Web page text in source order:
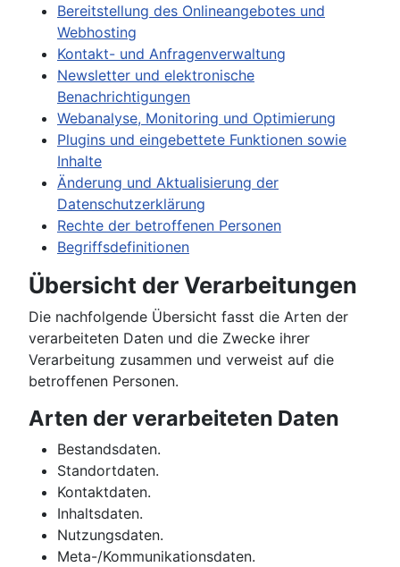
Bereitstellung des Onlineangebotes und
Webhosting
Kontakt- und Anfragenverwaltung
Newsletter und elektronische
Benachrichtigungen
Webanalyse, Monitoring und Optimierung
Plugins und eingebettete Funktionen sowie
Inhalte
Änderung und Aktualisierung der
Datenschutzerklärung
Rechte der betroffenen Personen
Begriffsdefinitionen
Übersicht der Verarbeitungen
Die nachfolgende Übersicht fasst die Arten der
verarbeiteten Daten und die Zwecke ihrer
Verarbeitung zusammen und verweist auf die
betroffenen Personen.
Arten der verarbeiteten Daten
Bestandsdaten.
Standortdaten.
Kontaktdaten.
Inhaltsdaten.
Nutzungsdaten.
Meta-/Kommunikationsdaten.